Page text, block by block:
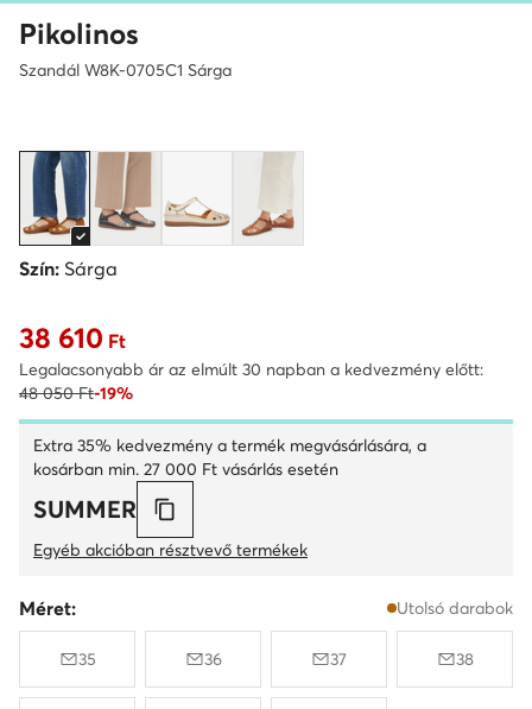
Pikolinos
Szandál W8K-0705C1 Sárga
Szín: Sárga
Aktuális ár 38 610 Ft
38 610 Ft
Legalacsonyabb ár az elmúlt 30 napban a kedvezmény előtt:
48 050 Ft-19%
Extra 35% kedvezmény a termék megvásárlására, a
kosárban min. 27 000 Ft vásárlás esetén
SUMMER
Egyéb akcióban résztvevő termékek
Méret: Utolsó darabok
35 36 37 38